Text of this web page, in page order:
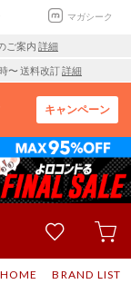
マガシーク
ご案内 詳細
〜 送料改訂詳細
キャンペーン
HOME BRAND LIST